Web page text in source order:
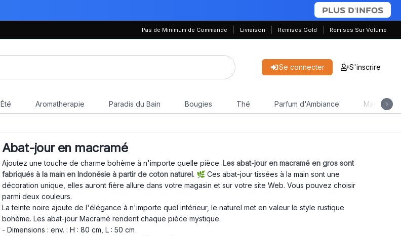
PLUS D'INFOS
Pas de Minimum de Commande Livraison Remises Gold Remises Sur Volume
Se connecter S'inscrire
Été Aromatherapie Paradis du Bain Bougies Thé Parfum d'Ambiance Maison &
Abat-jour en macramé
Ajoutez une touche de charme bohème à n'importe quelle pièce. Les abat-jour en macramé en gros sont
fabriqués à la main en Indonésie à partir de coton naturel. 🌿 Ces abat-jour tissées à la main sont une
décoration unique, elles auront fière allure dans votre magasin et sur votre site Web. Vous pouvez choisir
parmi deux couleurs.
La teinte noire ajoute de l'élégance à n'importe quel intérieur, le naturel met en valeur le style rustique
bohème. Les abat-jour Macramé rendent chaque pièce mystique.
- Dimensions : env. : H : 80 cm, L : 50 cm